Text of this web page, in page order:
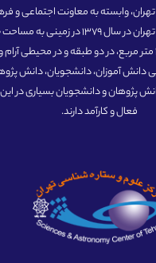
وابسته به معاونت اجتماعی و
ساختمانی با زیر بنای 3000 متر مربع، در دو طبقه و در
دانش آموزان، دانشجویان، دانش
دانش پژوهان و دانشجویان بسیاری در
فعال و کارآمد دارند.